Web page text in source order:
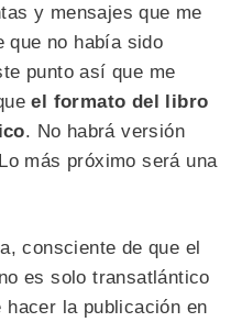
y mensajes que me
que no había sido
punto así que me
el formato del libro
. No habrá versión
más próximo será una
consciente de que el
es solo transatlántico
la publicación en